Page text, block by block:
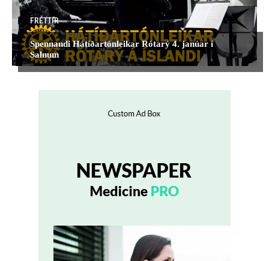
FRÉTTIR
Spennandi Hátíðartónleikar Rótarý 4. janúar í
Salnum